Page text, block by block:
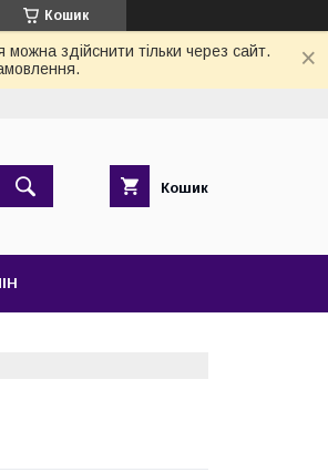
Кошик
здійснити тільки через сайт.
Кошик